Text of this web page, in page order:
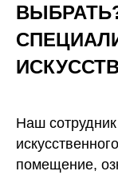
Наш
помещение,